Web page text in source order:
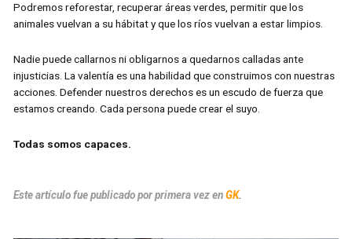
Podremos reforestar, recuperar áreas verdes, permitir que los
animales vuelvan a su hábitat y que los ríos vuelvan a estar limpios.
Nadie puede callarnos ni obligarnos a quedarnos calladas ante
injusticias. La valentía es una habilidad que construimos con nuestras
acciones. Defender nuestros derechos es un escudo de fuerza que
estamos creando. Cada persona puede crear el suyo.
Todas somos capaces.
Este artículo fue publicado por primera vez en GK.